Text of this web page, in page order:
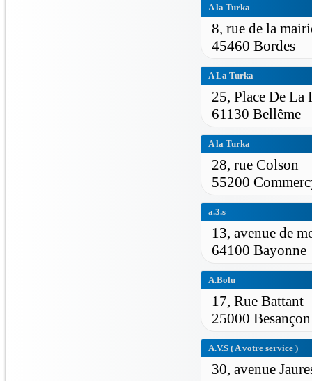
A la Turka
8, rue de la
45460 Bordes
A La Turka
25, Place De La
61130 Bellême
A la Turka
28, rue Colson
55200
a.3.s
13, avenue de
64100 Bayonne
A.Bolu
17, Rue Battant
25000 Besançon
A.V.S ( A votre service )
30, avenue